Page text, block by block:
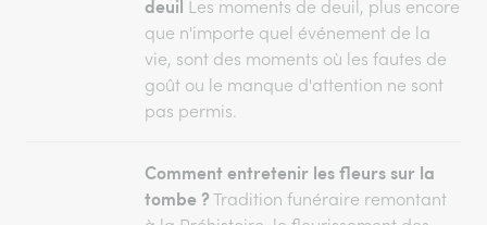
deuil Les moments de deuil, plus encore
que n'importe quel événement de la
vie, sont des moments où les fautes de
goût ou le manque d'attention ne sont
pas permis.
Comment entretenir les fleurs sur la
tombe ? Tradition funéraire remontant